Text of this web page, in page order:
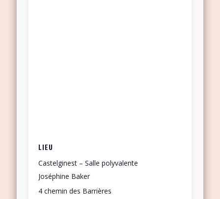
LIEU
Castelginest – Salle polyvalente
Joséphine Baker
4 chemin des Barrières